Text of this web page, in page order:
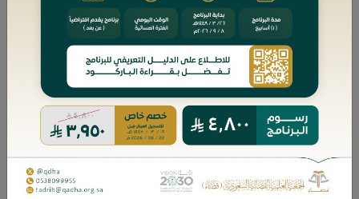
منها وما تحويه من مزايا عديدة.
ولا يفوتنا بهذه المناسبة شكر من اعتنى
بهذا الملف وفهرسته وتقديمه إلى
الجمعية لإخراجه ونشره؛ وهو فضيلة
الشيخ/ محمد بن سليمان بن علي
الناصر - القاضي بوزارة العدل.